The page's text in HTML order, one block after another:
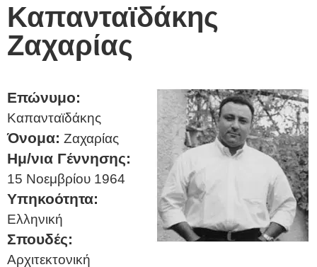
Καπανταϊδάκης
Ζαχαρίας
Επώνυμο:
Καπανταϊδάκης
Όνομα: Ζαχαρίας
Ημ/νια Γέννησης:
15 Νοεμβρίου 1964
Υπηκοότητα:
Ελληνική
Σπουδές:
Αρχιτεκτονική